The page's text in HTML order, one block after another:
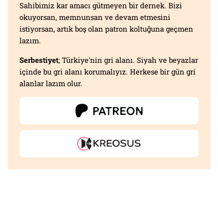
Sahibimiz kar amacı gütmeyen bir dernek. Bizi
okuyorsan, memnunsan ve devam etmesini
istiyorsan, artık boş olan patron koltuğuna geçmen
lazım.
Serbestiyet; Türkiye'nin gri alanı. Siyah ve beyazlar
içinde bu gri alanı korumalıyız. Herkese bir gün gri
alanlar lazım olur.